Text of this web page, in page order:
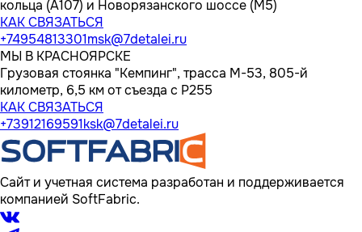
кольца (А107) и Новорязанского шоссе (М5)
КАК СВЯЗАТЬСЯ
+74954813301msk@7detalei.ru
МЫ В КРАСНОЯРСКЕ
Грузовая стоянка "Кемпинг", трасса M-53, 805-й
километр, 6,5 км от съезда с Р255
КАК СВЯЗАТЬСЯ
+73912169591ksk@7detalei.ru
Сайт и учетная система разработан и поддерживается
компанией SoftFabric.